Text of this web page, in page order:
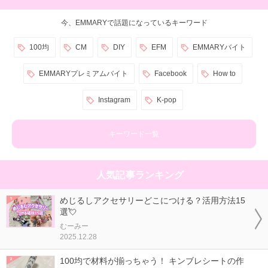
今、EMMARYで話題になっているキーワード
100均 CM DIY EFM EMMARYバイト
EMMARYプレミアムバイト Facebook How to
Instagram K-pop
キーワード一覧
人気記事ランキング
めじるしアクセサリーどこにつける？活用方法15
選💘
むーみー
2025.12.28
100均で材料が揃っちゃう！ キンブレシートの作